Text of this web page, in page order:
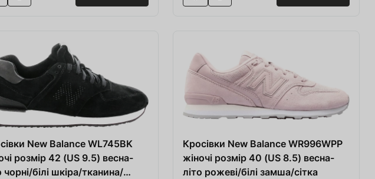
New Balance WL745BK
розмір 42 (US 9.5) весна-
чорні/білі шкіра/тканина/
Кросівки New Balance WR996WPP
жіночі розмір 40 (US 8.5) весна-
літо рожеві/білі замша/сітка